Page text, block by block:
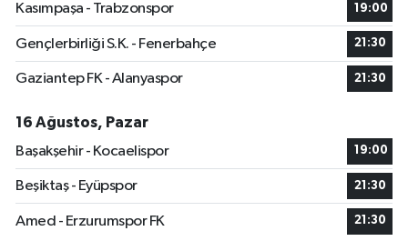
Kasımpaşa - Trabzonspor 19:00
Gençlerbirliği S.K. - Fenerbahçe 21:30
Gaziantep FK - Alanyaspor 21:30
16 Ağustos, Pazar
Başakşehir - Kocaelispor
19:00
Beşiktaş - Eyüpspor 21:30
Amed - Erzurumspor FK 21:30